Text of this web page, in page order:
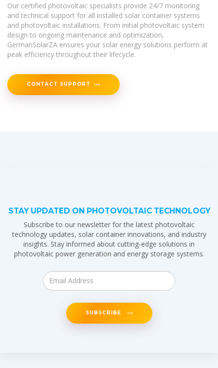
Our certified photovoltaic specialists provide 24/7 monitoring
and technical support for all installed solar container systems
and photovoltaic installations. From initial photovoltaic system
design to ongoing maintenance and optimization,
GermanSolarZA ensures your solar energy solutions perform at
peak efficiency throughout their lifecycle.
CONTACT SUPPORT
STAY UPDATED ON PHOTOVOLTAIC TECHNOLOGY
Subscribe to our newsletter for the latest photovoltaic
technology updates, solar container innovations, and industry
insights. Stay informed about cutting-edge solutions in
photovoltaic power generation and energy storage systems.
SUBSCRIBE